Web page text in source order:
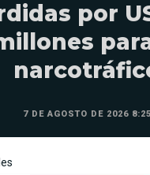
por
7 DE AGOSTO DE 2026 8:25